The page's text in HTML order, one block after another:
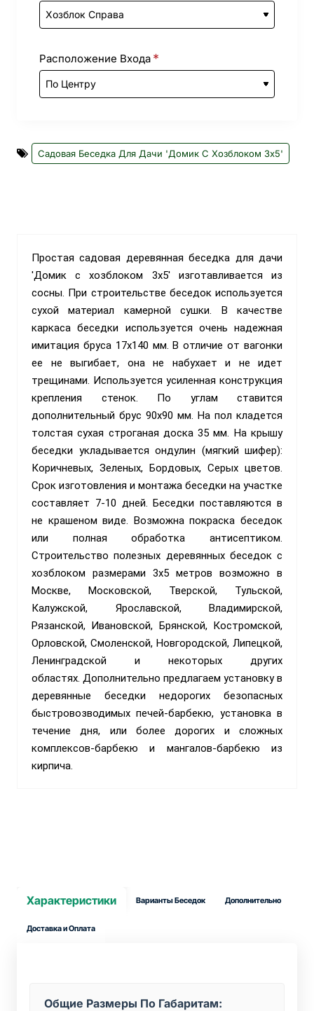
Расположение Входа
Садовая Беседка Для Дачи 'Домик С Хозблоком 3х5'
Простая садовая деревянная беседка для дачи
'Домик с хозблоком 3х5' изготавливается из
сосны. При строительстве беседок используется
сухой материал камерной сушки. В качестве
каркаса беседки используется очень надежная
имитация бруса 17х140 мм. В отличие от вагонки
ее не выгибает, она не набухает и не идет
трещинами. Используется усиленная конструкция
крепления стенок. По углам ставится
дополнительный брус 90х90 мм. На пол кладется
толстая сухая строганая доска 35 мм. На крышу
беседки укладывается ондулин (мягкий шифер):
Коричневых, Зеленых, Бордовых, Серых цветов.
Срок изготовления и монтажа беседки на участке
составляет 7-10 дней. Беседки поставляются в
не крашеном виде. Возможна покраска беседок
или полная обработка антисептиком.
Строительство полезных деревянных беседок с
хозблоком размерами 3х5 метров возможно в
Москве, Московской, Тверской, Тульской,
Калужской, Ярославской, Владимирской,
Рязанской, Ивановской, Брянской, Костромской,
Орловской, Смоленской, Новгородской, Липецкой,
Ленинградской и некоторых других
областях. Дополнительно предлагаем установку в
деревянные беседки недорогих безопасных
быстровозводимых печей-барбекю, установка в
течение дня, или более дорогих и сложных
комплексов-барбекю и мангалов-барбекю из
кирпича.
Характеристики Варианты Беседок Дополнительно
Доставка и Оплата
Общие Размеры По Габаритам: